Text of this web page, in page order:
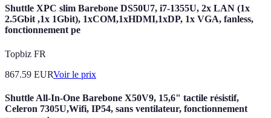
Shuttle XPC slim Barebone DS50U7, i7-1355U, 2x LAN (1x
2.5Gbit ,1x 1Gbit), 1xCOM,1xHDMI,1xDP, 1x VGA, fanless,
fonctionnement pe
Topbiz FR
867.59 EURVoir le prix
Shuttle All-In-One Barebone X50V9, 15,6" tactile résistif,
Celeron 7305U,Wifi, IP54, sans ventilateur, fonctionnement